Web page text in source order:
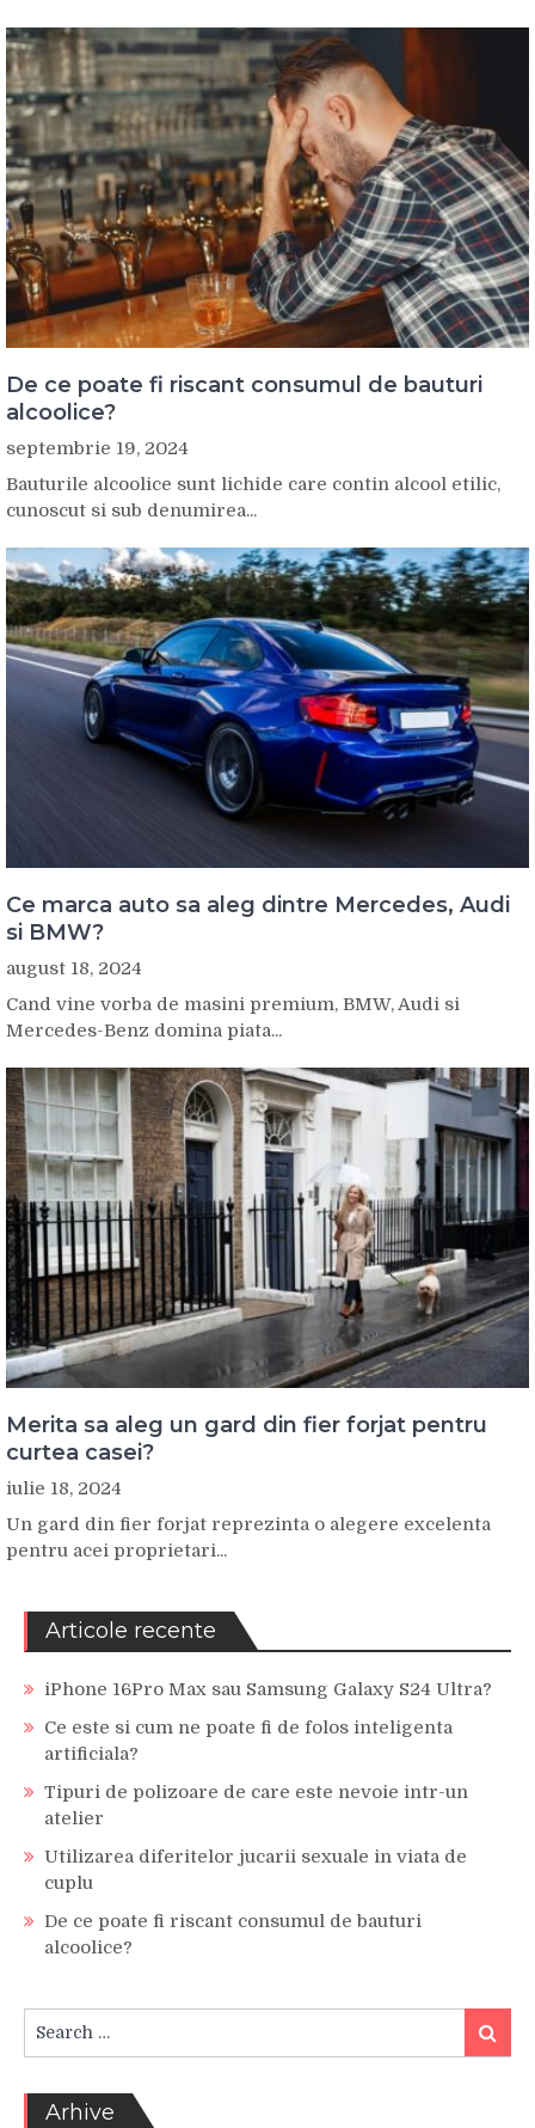
De ce poate fi riscant consumul de bauturi
alcoolice?
septembrie 19, 2024
Bauturile alcoolice sunt lichide care contin alcool etilic,
cunoscut si sub denumirea...
Ce marca auto sa aleg dintre Mercedes, Audi
si BMW?
august 18, 2024
Cand vine vorba de masini premium, BMW, Audi si
Mercedes-Benz domina piata...
Merita sa aleg un gard din fier forjat pentru
curtea casei?
iulie 18, 2024
Un gard din fier forjat reprezinta o alegere excelenta
pentru acei proprietari...
Articole recente
iPhone 16Pro Max sau Samsung Galaxy S24 Ultra?
Ce este si cum ne poate fi de folos inteligenta
artificiala?
Tipuri de polizoare de care este nevoie intr-un
atelier
Utilizarea diferitelor jucarii sexuale in viata de
cuplu
De ce poate fi riscant consumul de bauturi
alcoolice?
for:
Search
Arhive